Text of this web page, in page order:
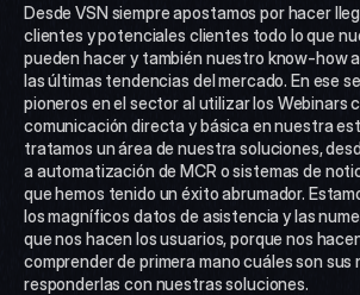
Desde VSN siempre apostamos por hacer
clientes y potenciales clientes todo lo que
pueden hacer y también nuestro know-how
las últimas tendencias del mercado. En ese
pioneros en el sector al utilizar los Webinars
comunicación directa y básica en nuestra
tratamos un área de nuestra soluciones,
a automatización de MCR o sistemas de
que hemos tenido un éxito abrumador.
los magníficos datos de asistencia y las
que nos hacen los usuarios, porque nos
comprender de primera mano cuáles son sus
responderlas con nuestras soluciones.